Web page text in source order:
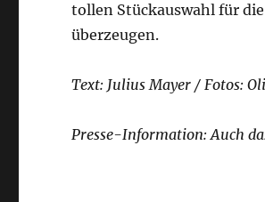
tollen Stückauswahl für
überzeugen.
Text: Julius Mayer / Fotos:
Presse-Information: Auch